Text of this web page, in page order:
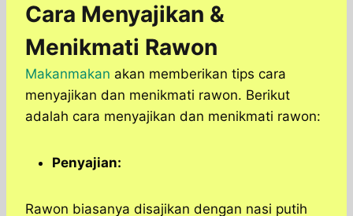
Cara Menyajikan &
Menikmati Rawon
Makanmakan akan memberikan tips cara
menyajikan dan menikmati rawon. Berikut
adalah cara menyajikan dan menikmati rawon:
Penyajian:
Rawon biasanya disajikan dengan nasi putih